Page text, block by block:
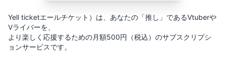
Yell ticketエールチケット）は、あなたの「推し」であるVtuberや
Vライバーを、
より楽しく応援するための月額500円（税込）のサブスクリプシ
ョンサービスです。